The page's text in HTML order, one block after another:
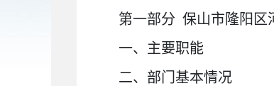
第一部分 保山市隆阳区
一、主要职能
二、部门基本情况